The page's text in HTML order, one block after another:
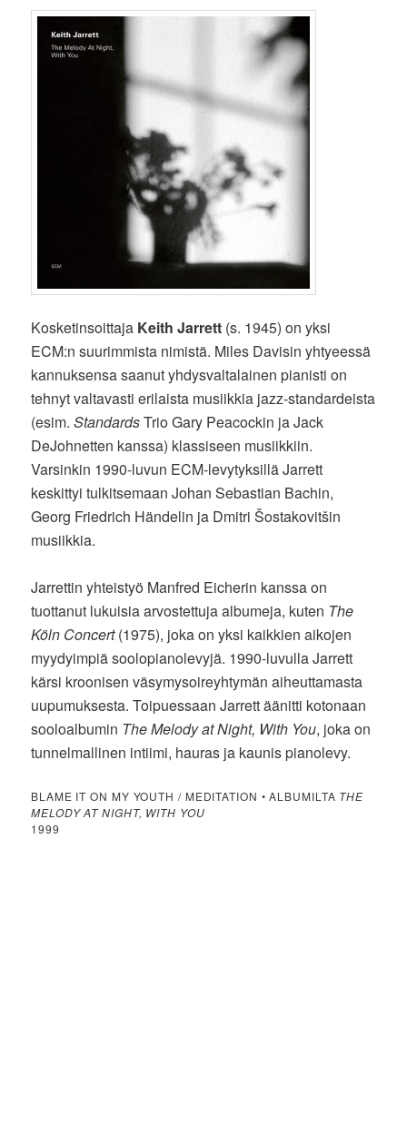
Kosketinsoittaja Keith Jarrett (s. 1945) on yksi
ECM:n suurimmista nimistä. Miles Davisin yhtyeessä
kannuksensa saanut yhdysvaltalainen pianisti on
tehnyt valtavasti erilaista musiikkia jazz-standardeista
(esim.StandardsTrio Gary Peacockin ja Jack
DeJohnetten kanssa) klassiseen musiikkiin.
Varsinkin 1990-luvun ECM-levytyksillä Jarrett
keskittyi tulkitsemaan Johan Sebastian Bachin,
Georg Friedrich Händelin ja Dmitri Šostakovitšin
musiikkia.
Jarrettin yhteistyö Manfred Eicherin kanssa on
tuottanut lukuisia arvostettuja albumeja, kuten The
Köln Concert(1975), joka on yksi kaikkien aikojen
myydyimpiä soolopianolevyjä. 1990-luvulla Jarrett
kärsi kroonisen väsymysoireyhtymän aiheuttamasta
uupumuksesta. Toipuessaan Jarrett äänitti kotonaan
sooloalbumin The Melody at Night, With You, joka on
tunnelmallinen intiimi, hauras ja kaunis pianolevy.
BLAME IT ON MY YOUTH / MEDITATION • ALBUMILTA THE
MELODY AT NIGHT, WITH YOU
1999